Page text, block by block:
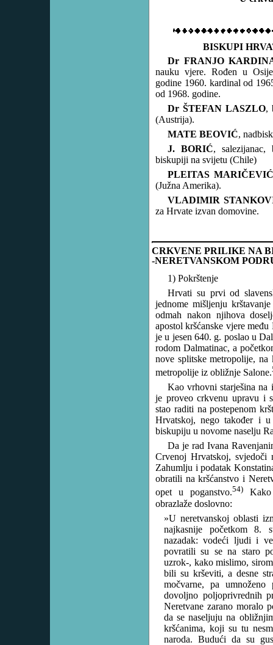
BISKUPI
Dr FRANJO
nauku vjere. Rođen u
godine 1960. kardinal od
od 1968. godine.
Dr ŠTEFAN LASZLO,
(Austrija).
MATE BEOVIĆ,
J. BORIĆ, salezijanac,
biskupiji na svijetu (Chile)
PLEITAS MARIČEVIĆ
(Južna Amerika).
VLADIMIR
za Hrvate izvan domovine.
CRKVENE PRILIKE NA
-NERETVANSKOM
1) Pokrštenje
Hrvati su prvi od
jednome mišljenju
odmah nakon njihova
apostol kršćanske vjere
je u jesen 640. g. poslao u
rodom Dalmatinac, a
nove splitske metropolije, na
metropolije iz obližnje Salone.
Kao vrhovni starješina na
je proveo crkvenu upravu i
stao raditi na postepenom
Hrvatskoj, nego također i
biskupiju u novome naselju
Da je rad Ivana
Crvenoj Hrvatskoj, svjedoči
Zahumlju i podatak
obratili na kršćanstvo i
opet u poganstvo.54)Kako
obrazlaže doslovno:
»U neretvanskoj oblasti
najkasnije početkom 8.
nazadak: vodeći ljudi i
povratili su se na staro
uzrok-, kako mislimo,
bili su krševiti, a desne
močvarne, pa
dovoljno poljoprivrednih
Neretvane zarano moralo
da se naseljuju na
kršćanima, koji su tu
naroda. Budući da su